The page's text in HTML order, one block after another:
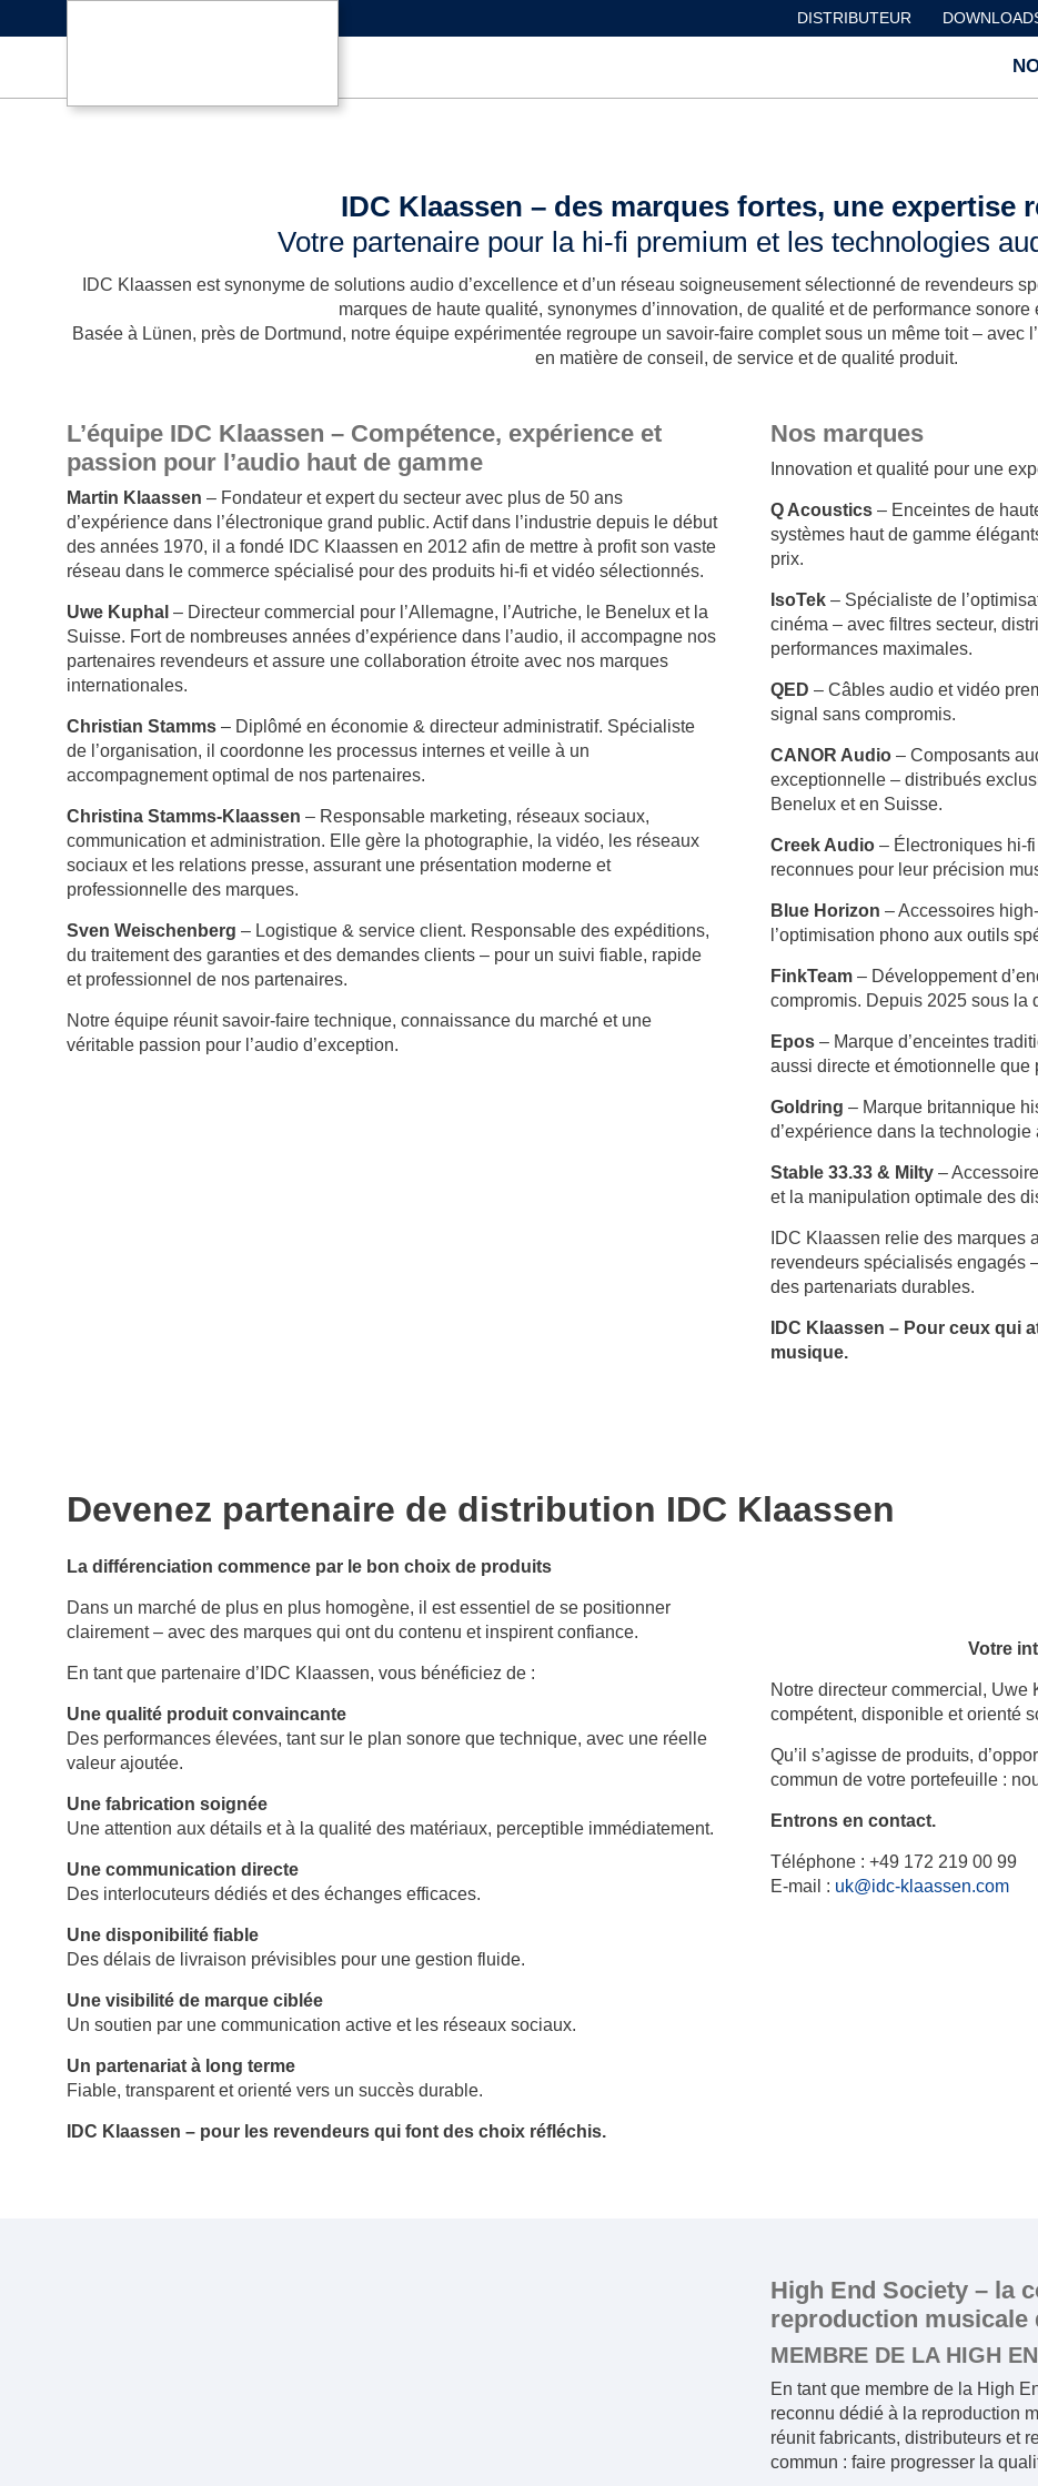
DISTRIBUTEUR
IDC Klaassen – des marques fortes, une expertise
Votre partenaire pour la hi-fi premium et les technologies
IDC Klaassen est synonyme de solutions audio d’excellence et d’un réseau soigneusement sélectionné de revendeurs
marques de haute qualité, synonymes d’innovation, de qualité et de performance sonore
Basée à Lünen, près de Dortmund, notre équipe expérimentée regroupe un savoir-faire complet sous un même toit – avec
en matière de conseil, de service et de qualité produit.
L’équipe IDC Klaassen – Compétence, expérience et
passion pour l’audio haut de gamme
Martin Klaassen – Fondateur et expert du secteur avec plus de 50 ans
d’expérience dans l’électronique grand public. Actif dans l’industrie depuis le début
des années 1970, il a fondé IDC Klaassen en 2012 afin de mettre à profit son vaste
réseau dans le commerce spécialisé pour des produits hi-fi et vidéo sélectionnés.
Uwe Kuphal – Directeur commercial pour l’Allemagne, l’Autriche, le Benelux et la
Suisse. Fort de nombreuses années d’expérience dans l’audio, il accompagne nos
partenaires revendeurs et assure une collaboration étroite avec nos marques
internationales.
Christian Stamms – Diplômé en économie & directeur administratif. Spécialiste
de l’organisation, il coordonne les processus internes et veille à un
accompagnement optimal de nos partenaires.
Christina Stamms-Klaassen – Responsable marketing, réseaux sociaux,
communication et administration. Elle gère la photographie, la vidéo, les réseaux
sociaux et les relations presse, assurant une présentation moderne et
professionnelle des marques.
Sven Weischenberg – Logistique & service client. Responsable des expéditions,
du traitement des garanties et des demandes clients – pour un suivi fiable, rapide
et professionnel de nos partenaires.
Notre équipe réunit savoir-faire technique, connaissance du marché et une
véritable passion pour l’audio d’exception.
Nos marques
Innovation et qualité pour une
Q Acoustics – Enceintes de
systèmes haut de gamme
prix.
IsoTek – Spécialiste de
cinéma – avec filtres secteur,
performances maximales.
QED – Câbles audio et vidéo
signal sans compromis.
CANOR Audio – Composants
exceptionnelle – distribués
Benelux et en Suisse.
Creek Audio – Électroniques hi-
reconnues pour leur précision
Blue Horizon – Accessoires
l’optimisation phono aux outils
FinkTeam – Développement
compromis. Depuis 2025 sous la
Epos – Marque d’enceintes
aussi directe et émotionnelle que
Goldring – Marque britannique
d’expérience dans la technologie
Stable 33.33 & Milty –
et la manipulation optimale des
IDC Klaassen relie des
revendeurs spécialisés engagés
des partenariats durables.
IDC Klaassen – Pour ceux qui
musique.
Devenez partenaire de distribution IDC Klaassen
La différenciation commence par le bon choix de produits
Dans un marché de plus en plus homogène, il est essentiel de se positionner
clairement – avec des marques qui ont du contenu et inspirent confiance.
En tant que partenaire d’IDC Klaassen, vous bénéficiez de :
Une qualité produit convaincante
Des performances élevées, tant sur le plan sonore que technique, avec une réelle
valeur ajoutée.
Une fabrication soignée
Une attention aux détails et à la qualité des matériaux, perceptible immédiatement.
Une communication directe
Des interlocuteurs dédiés et des échanges efficaces.
Une disponibilité fiable
Des délais de livraison prévisibles pour une gestion fluide.
Une visibilité de marque ciblée
Un soutien par une communication active et les réseaux sociaux.
Un partenariat à long terme
Fiable, transparent et orienté vers un succès durable.
IDC Klaassen – pour les revendeurs qui font des choix réfléchis.
Votre i
Notre directeur commercial, Uwe
compétent, disponible et orienté
Qu’il s’agisse de produits,
commun de votre portefeuille :
Entrons en contact.
Téléphone : +49 172 219 00 99
E-mail : uk@idc-klaassen.com
High End Society – la
reproduction musicale
MEMBRE DE LA HIGH
En tant que membre de la High
reconnu dédié à la reproduction
réunit fabricants, distributeurs et
commun : faire progresser la